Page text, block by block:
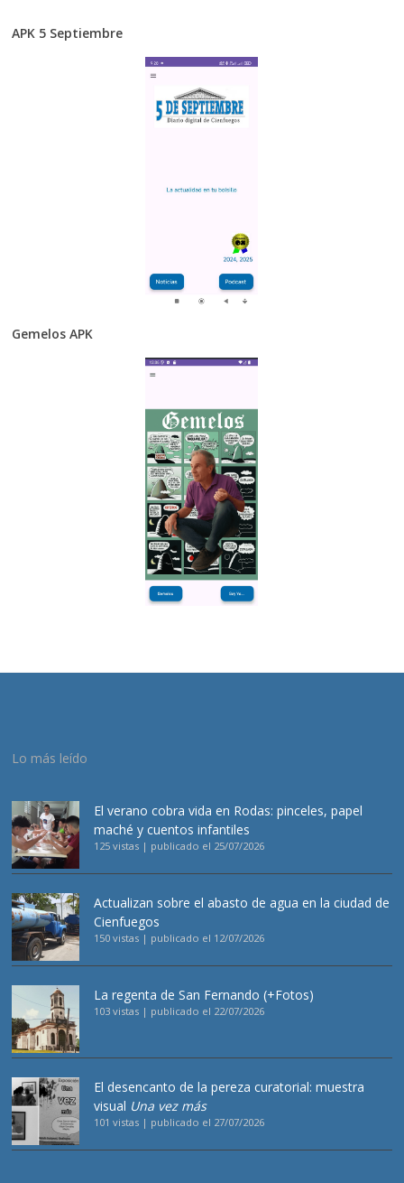
APK 5 Septiembre
Gemelos APK
Lo más leído
El verano cobra vida en Rodas: pinceles, papel
maché y cuentos infantiles
125 vistas | publicado el 25/07/2026
Actualizan sobre el abasto de agua en la ciudad de
Cienfuegos
150 vistas | publicado el 12/07/2026
La regenta de San Fernando (+Fotos)
103 vistas | publicado el 22/07/2026
El desencanto de la pereza curatorial: muestra
visual Una vez más
101 vistas | publicado el 27/07/2026